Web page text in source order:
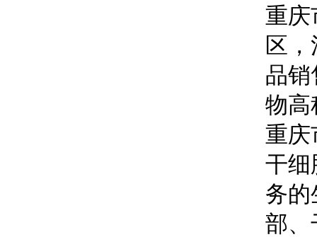
重庆
区
品销
物高
重庆
干细
务的
部、